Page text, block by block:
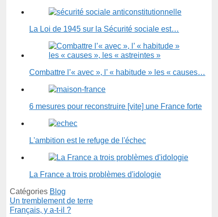
La Loi de 1945 sur la Sécurité sociale est…
Combattre l’« avec », l’ « habitude » les « causes…
6 mesures pour reconstruire [vite] une France forte
L'ambition est le refuge de l'échec
La France a trois problèmes d'idologie
Catégories Blog
Un tremblement de terre
Français, y a-t-il ?